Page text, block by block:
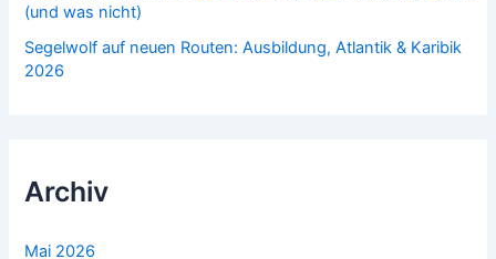
(und was nicht)
Segelwolf auf neuen Routen: Ausbildung, Atlantik & Karibik
2026
Archiv
Mai 2026